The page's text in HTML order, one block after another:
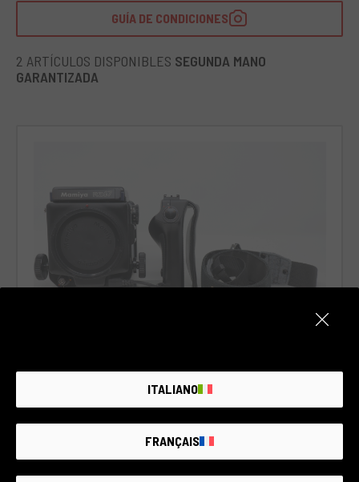
GUÍA DE CONDICIONES
2 ARTÍCULOS DISPONIBLES SEGUNDA MANO
GARANTIZADA
Mamiya RZ67 Professional + Accessori
ITALIANO
FRANÇAIS